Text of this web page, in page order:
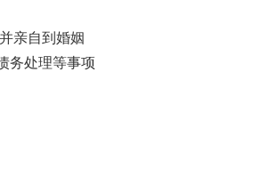
亲自到婚姻
务处理等事项